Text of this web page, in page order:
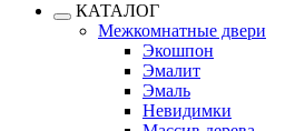
КАТАЛОГ
Межкомнатные двери
Экошпон
Эмалит
Эмаль
Невидимки